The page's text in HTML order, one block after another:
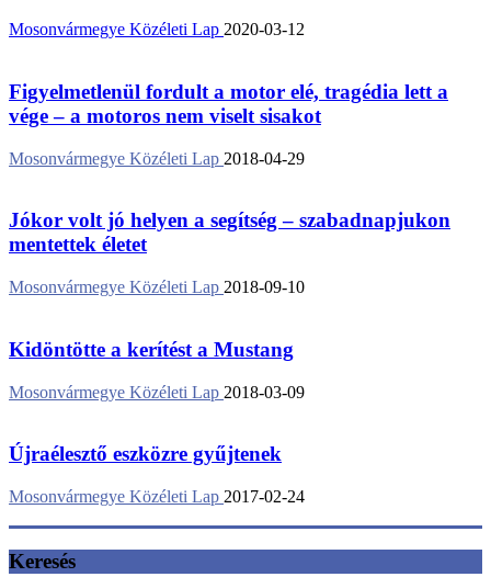
Mosonvármegye Közéleti Lap 2020-03-12
Figyelmetlenül fordult a motor elé, tragédia lett a
vége – a motoros nem viselt sisakot
Mosonvármegye Közéleti Lap 2018-04-29
Jókor volt jó helyen a segítség – szabadnapjukon
mentettek életet
Mosonvármegye Közéleti Lap 2018-09-10
Kidöntötte a kerítést a Mustang
Mosonvármegye Közéleti Lap 2018-03-09
Újraélesztő eszközre gyűjtenek
Mosonvármegye Közéleti Lap 2017-02-24
Keresés